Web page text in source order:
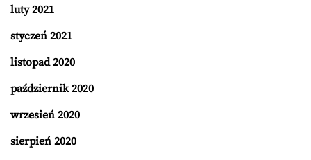
luty 2021
styczeń 2021
listopad 2020
październik 2020
wrzesień 2020
sierpień 2020